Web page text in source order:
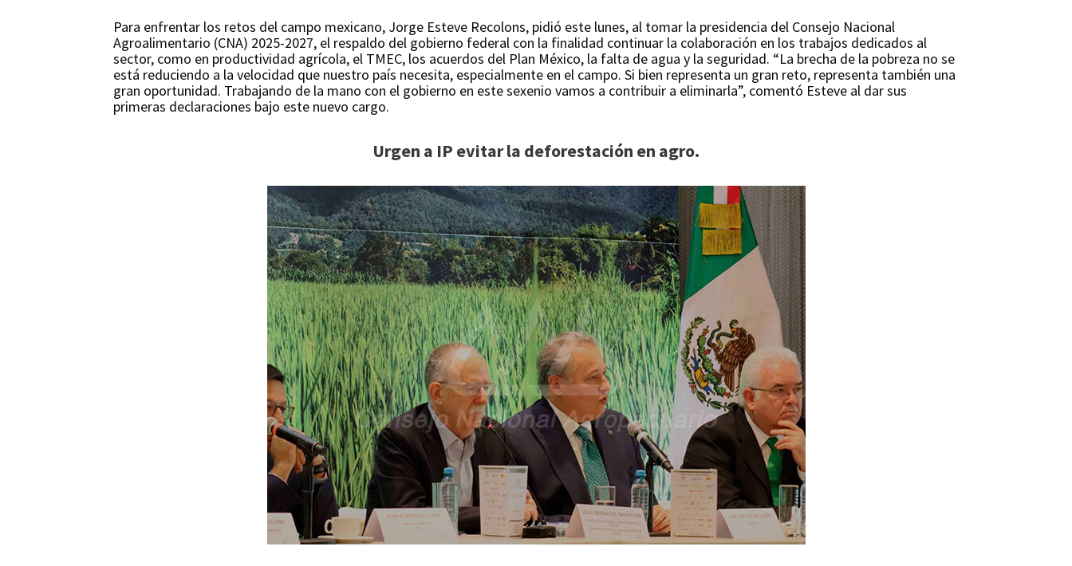
Para enfrentar los retos del campo mexicano, Jorge Esteve Recolons, pidió este lunes, al tomar la presidencia del Consejo Nacional
Agroalimentario (CNA) 2025-2027, el respaldo del gobierno federal con la finalidad continuar la colaboración en los trabajos dedicados al
sector, como en productividad agrícola, el TMEC, los acuerdos del Plan México, la falta de agua y la seguridad. “La brecha de la pobreza no se
está reduciendo a la velocidad que nuestro país necesita, especialmente en el campo. Si bien representa un gran reto, representa también una
gran oportunidad. Trabajando de la mano con el gobierno en este sexenio vamos a contribuir a eliminarla”, comentó Esteve al dar sus
primeras declaraciones bajo este nuevo cargo.
Urgen a IP evitar la deforestación en agro.